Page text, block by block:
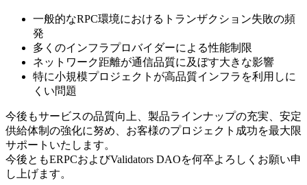
一般的なRPC環境におけるトランザクション失敗の頻
発
多くのインフラプロバイダーによる性能制限
ネットワーク距離が通信品質に及ぼす大きな影響
特に小規模プロジェクトが高品質インフラを利用しに
くい問題
今後もサービスの品質向上、製品ラインナップの充実、安定
供給体制の強化に努め、お客様のプロジェクト成功を最大限
サポートいたします。
今後ともERPCおよびValidators DAOを何卒よろしくお願い申
し上げます。